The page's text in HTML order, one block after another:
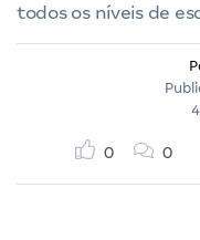
todos os níveis de
0 0